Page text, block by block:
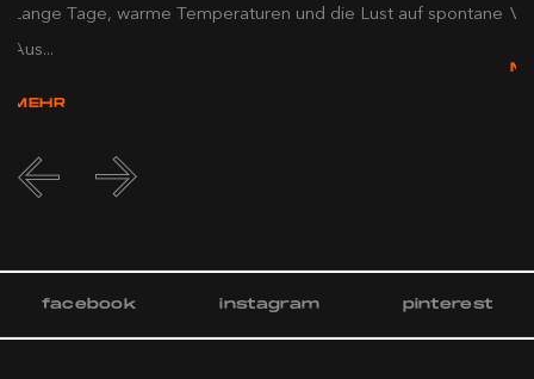
Lange Tage, warme Temperaturen und die Lust auf spontane
Aus...
MEHR
facebook instagram pinterest